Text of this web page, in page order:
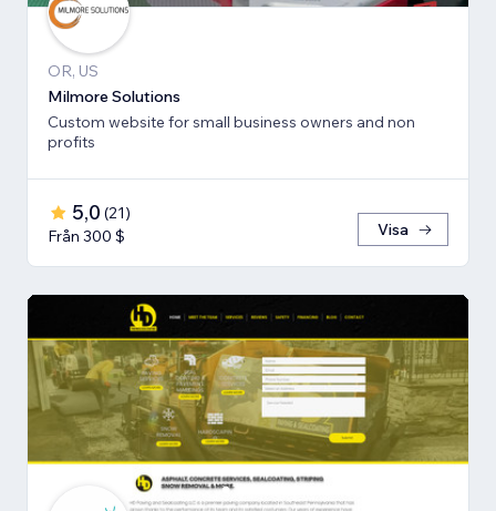
OR, US
Milmore Solutions
Custom website for small business owners and non
profits
5,0 (21)
Från 300 $
Visa